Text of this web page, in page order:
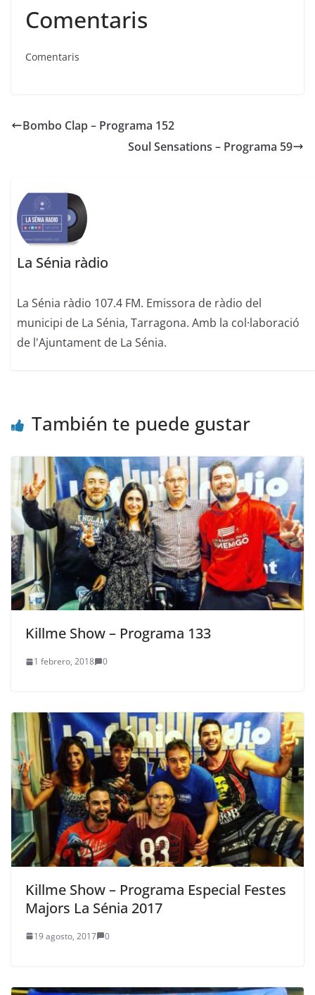
Comentaris
Comentaris
Bombo Clap – Programa 152
Soul Sensations – Programa 59
La Sénia ràdio
La Sénia ràdio 107.4 FM. Emissora de ràdio del
municipi de La Sénia, Tarragona. Amb la col·laboració
de l'Ajuntament de La Sénia.
También te puede gustar
Killme Show – Programa 133
1 febrero, 2018 0
Killme Show – Programa Especial Festes
Majors La Sénia 2017
19 agosto, 2017 0